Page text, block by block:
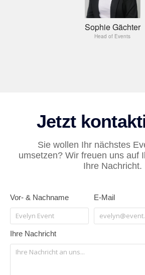
Sophie Gächter
Head of Events
Jetzt
Sie wollen Ihr nächstes
umsetzen? Wir freuen uns auf
Ihre Nachricht.
Vor- & Nachname E-Mail
Ihre Nachricht